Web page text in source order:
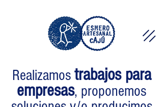
Realizamos trabajos para
empresas, proponemos